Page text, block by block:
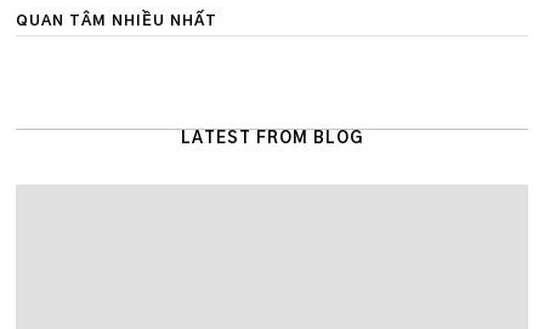
QUAN TÂM NHIỀU NHẤT
LATEST FROM BLOG